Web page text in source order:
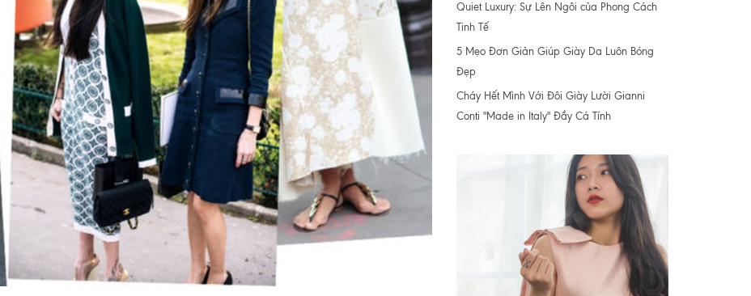
Quiet Luxury: Sự Lên Ngôi của Phong Cách
Tinh Tế
5 Mẹo Đơn Giản Giúp Giày Da Luôn Bóng
Đẹp
Cháy Hết Mình Với Đôi Giày Lười Gianni
Conti "Made in Italy" Đầy Cá Tính